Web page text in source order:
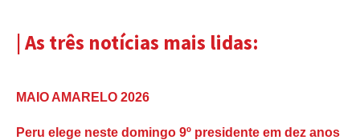
| As três notícias mais lidas:
MAIO AMARELO 2026
Peru elege neste domingo 9º presidente em dez anos